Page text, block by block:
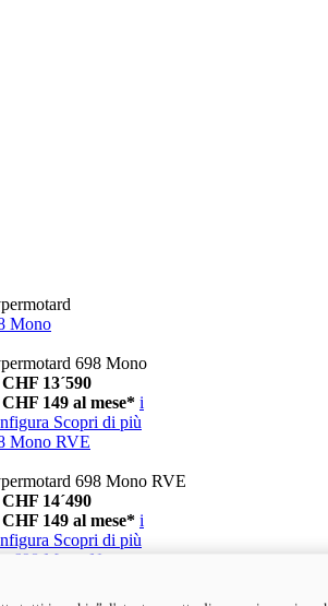
Mono
698 Mono
13´590
149 al mese* i
Scopri di più
Mono RVE
698 Mono RVE
14´490
149 al mese* i
Scopri di più
698 Mono Nera
698 Mono Nera